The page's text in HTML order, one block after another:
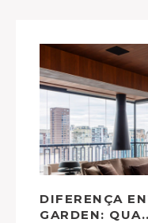
DIFERENÇA
GARDEN: